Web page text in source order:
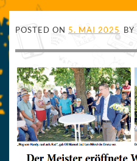
POSTED ON 5. MAI 2025 BY